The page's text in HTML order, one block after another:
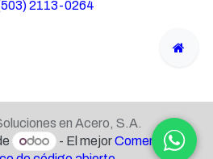
2113-0264
en Acero, S.A.
- El mejorComercio